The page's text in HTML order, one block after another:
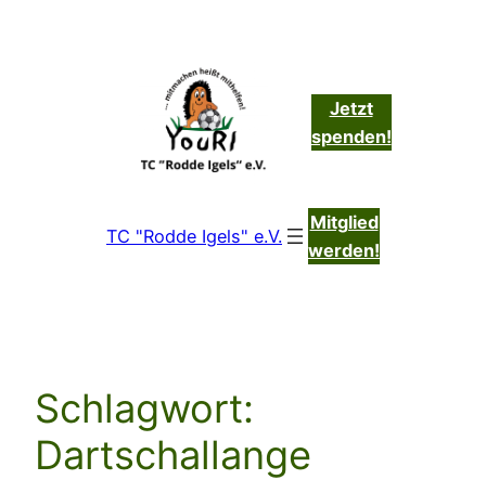
Jetzt
spenden!
TC "Rodde Igels" e.V.
Mitglied
werden!
Schlagwort:
Dartschallange